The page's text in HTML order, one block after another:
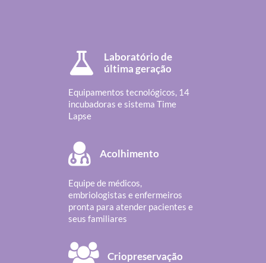
Laboratório de
última geração
Equipamentos tecnológicos, 14
incubadoras e sistema Time
Lapse
Acolhimento
Equipe de médicos,
embriologistas e enfermeiros
pronta para atender pacientes e
seus familiares
Criopreservação